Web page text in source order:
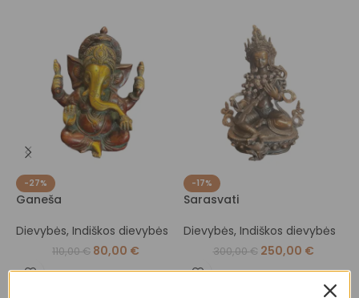
-27%
Ganeša
Dievybės, Indiškos dievybės
110,00€ 80,00 €
-17%
Sarasvati
Dievybės, Indiškos dievybės
300,00€ 250,00 €